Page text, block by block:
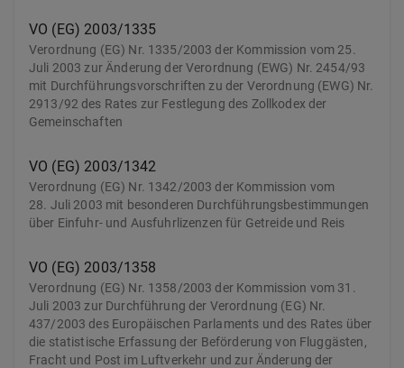
VO (EG) 2003/1335
Verordnung (EG) Nr. 1335/2003 der Kommission vom 25.
Juli 2003 zur Änderung der Verordnung (EWG) Nr. 2454/93
mit Durchführungsvorschriften zu der Verordnung (EWG) Nr.
2913/92 des Rates zur Festlegung des Zollkodex der
Gemeinschaften
VO (EG) 2003/1342
Verordnung (EG) Nr. 1342/2003 der Kommission vom
28. Juli 2003 mit besonderen Durchführungsbestimmungen
über Einfuhr- und Ausfuhrlizenzen für Getreide und Reis
VO (EG) 2003/1358
Verordnung (EG) Nr. 1358/2003 der Kommission vom 31.
Juli 2003 zur Durchführung der Verordnung (EG) Nr.
437/2003 des Europäischen Parlaments und des Rates über
die statistische Erfassung der Beförderung von Fluggästen,
Fracht und Post im Luftverkehr und zur Änderung der